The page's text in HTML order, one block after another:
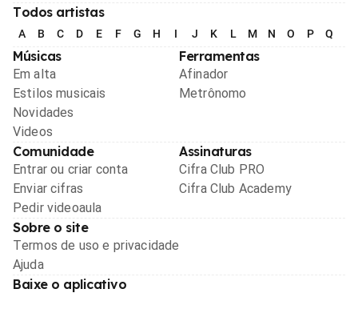
Todos artistas
A B C D E F G H I J K L M N O P Q
Músicas
Em alta
Estilos musicais
Novidades
Videos
Ferramentas
Afinador
Metrônomo
Comunidade
Entrar ou criar conta
Enviar cifras
Pedir videoaula
Assinaturas
Cifra Club PRO
Cifra Club Academy
Sobre o site
Termos de uso e privacidade
Ajuda
Baixe o aplicativo